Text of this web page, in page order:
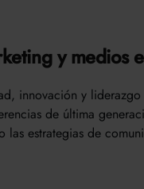
y medios
innovación y
de última
estrategias de